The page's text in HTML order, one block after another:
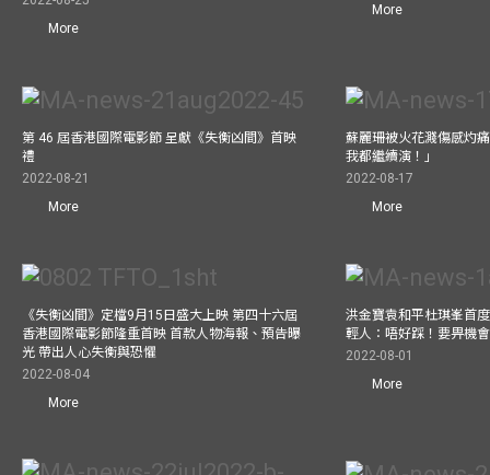
More
More
第 46 屆香港國際電影節 呈獻《失衡凶間》首映
禮
2022-08-21
More
蘇麗珊被火花濺傷感灼
我都繼續演！」
2022-08-17
More
《失衡凶間》定檔9月15日盛大上映 第四十六屆
香港國際電影節隆重首映 首款人物海報、預告曝
光 帶出人心失衡與恐懼
2022-08-04
More
洪金寶袁和平杜琪峯首
輕人：唔好踩！要畀機
2022-08-01
More